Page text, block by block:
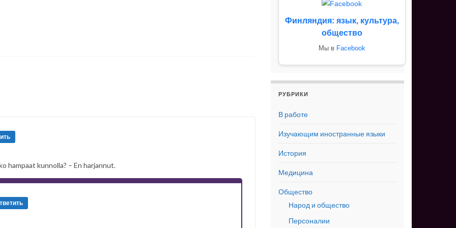
hampaat kunnolla? – En harjannut.
Финляндия: язык, культура,
общество
Мы в Facebook
РУБРИКИ
В работе
Изучающим иностранные языки
История
Медицина
Общество
Народ и общество
Персоналии